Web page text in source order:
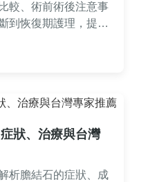
較、術前術後注意事
到恢復期護理，提供
狀、治療與台灣
析膽結石的症狀、成